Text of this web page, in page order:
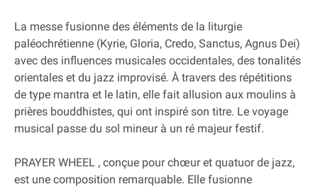
La messe fusionne des éléments de la liturgie
paléochrétienne (Kyrie, Gloria, Credo, Sanctus, Agnus Dei)
avec des influences musicales occidentales, des tonalités
orientales et du jazz improvisé. À travers des répétitions
de type mantra et le latin, elle fait allusion aux moulins à
prières bouddhistes, qui ont inspiré son titre. Le voyage
musical passe du sol mineur à un ré majeur festif.
PRAYER WHEEL , conçue pour chœur et quatuor de jazz,
est une composition remarquable. Elle fusionne